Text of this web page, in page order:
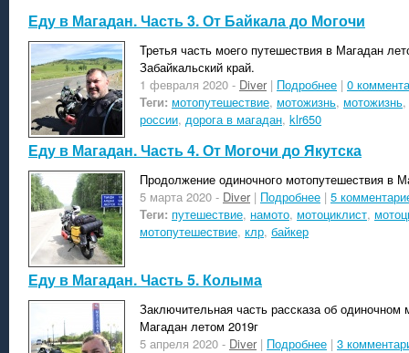
Еду в Магадан. Часть 3. От Байкала до Могочи
Третья часть моего путешествия в Магадан
Забайкальский край.
1 февраля 2020 - Diver| Подробнее | 0
Теги: мотопутешествие, мотожизнь, мотожизнь,
россии, дорога в магадан, klr650
Еду в Магадан. Часть 4. От Могочи до Якутска
Продолжение одиночного мотопутешествия в
5 марта 2020 - Diver| Подробнее | 5
Теги: путешествие, намото, мотоциклист,
мотопутешествие, клр, байкер
Еду в Магадан. Часть 5. Колыма
Заключительная часть рассказа об одиночном
Магадан летом 2019г
5 апреля 2020 - Diver| Подробнее | 3